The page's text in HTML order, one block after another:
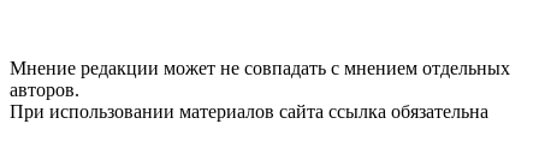
Мнение редакции может не совпадать с мнением отдельных
авторов.
При использовании материалов сайта ссылка обязательна